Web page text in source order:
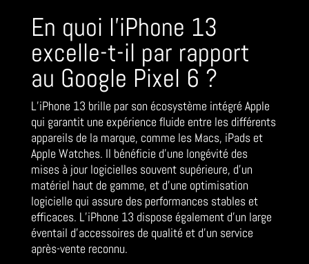
En quoi l’iPhone 13
excelle-t-il par rapport
au Google Pixel 6 ?
L’iPhone 13 brille par son écosystème intégré Apple
qui garantit une expérience fluide entre les différents
appareils de la marque, comme les Macs, iPads et
Apple Watches. Il bénéficie d’une longévité des
mises à jour logicielles souvent supérieure, d’un
matériel haut de gamme, et d’une optimisation
logicielle qui assure des performances stables et
efficaces. L’iPhone 13 dispose également d’un large
éventail d’accessoires de qualité et d’un service
après-vente reconnu.